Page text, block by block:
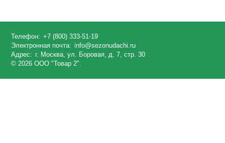
Телефон: +7 (800) 333-51-19
Электронная почта: info@sezonudachi.ru
Адрес: г. Москва, ул. Боровая, д. 7, стр. 30
© 2026 ООО "Товар 2".